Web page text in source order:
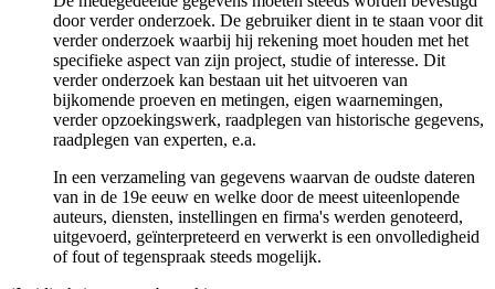
door verder onderzoek. De gebruiker dient in te staan voor dit
verder onderzoek waarbij hij rekening moet houden met het
specifieke aspect van zijn project, studie of interesse. Dit
verder onderzoek kan bestaan uit het uitvoeren van
bijkomende proeven en metingen, eigen waarnemingen,
verder opzoekingswerk, raadplegen van historische gegevens,
raadplegen van experten, e.a.
In een verzameling van gegevens waarvan de oudste dateren
van in de 19e eeuw en welke door de meest uiteenlopende
auteurs, diensten, instellingen en firma's werden genoteerd,
uitgevoerd, geïnterpreteerd en verwerkt is een onvolledigheid
of fout of tegenspraak steeds mogelijk.